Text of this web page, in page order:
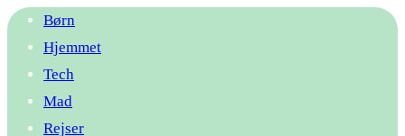
Børn
Hjemmet
Tech
Mad
Rejser